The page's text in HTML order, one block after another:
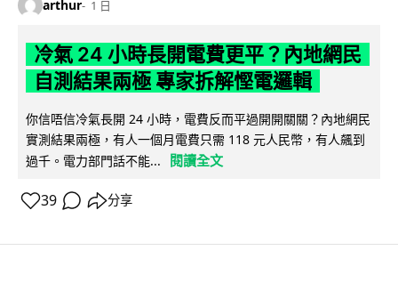
arthur 1 日
冷氣 24 小時長開電費更平？內地網民
自測結果兩極 專家拆解慳電邏輯
你信唔信冷氣長開 24 小時，電費反而平過開開關關？內地網民
實測結果兩極，有人一個月電費只需 118 元人民幣，有人飆到
過千。電力部門話不能...
閱讀全文
39 分享